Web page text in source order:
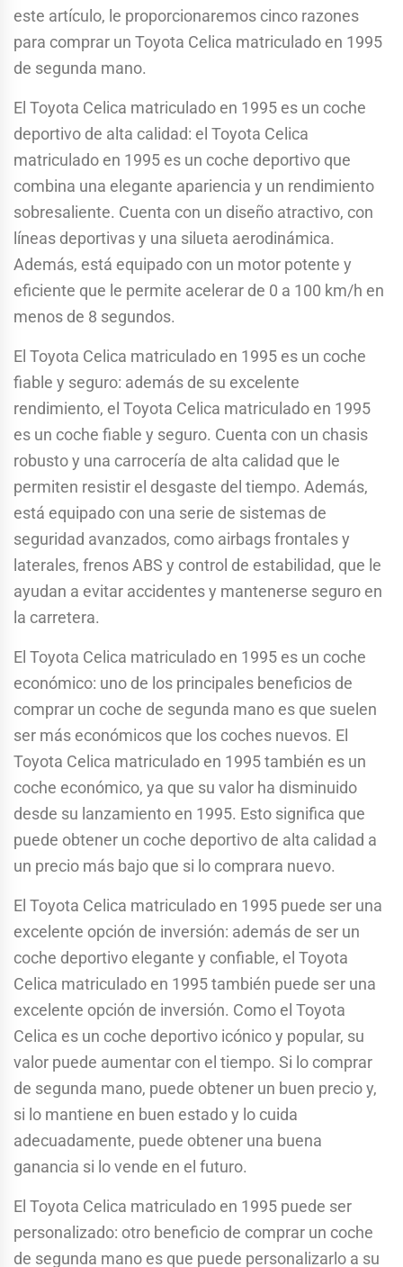
este artículo, le proporcionaremos cinco razones
para comprar un Toyota Celica matriculado en 1995
de segunda mano.
El Toyota Celica matriculado en 1995 es un coche
deportivo de alta calidad: el Toyota Celica
matriculado en 1995 es un coche deportivo que
combina una elegante apariencia y un rendimiento
sobresaliente. Cuenta con un diseño atractivo, con
líneas deportivas y una silueta aerodinámica.
Además, está equipado con un motor potente y
eficiente que le permite acelerar de 0 a 100 km/h en
menos de 8 segundos.
El Toyota Celica matriculado en 1995 es un coche
fiable y seguro: además de su excelente
rendimiento, el Toyota Celica matriculado en 1995
es un coche fiable y seguro. Cuenta con un chasis
robusto y una carrocería de alta calidad que le
permiten resistir el desgaste del tiempo. Además,
está equipado con una serie de sistemas de
seguridad avanzados, como airbags frontales y
laterales, frenos ABS y control de estabilidad, que le
ayudan a evitar accidentes y mantenerse seguro en
la carretera.
El Toyota Celica matriculado en 1995 es un coche
económico: uno de los principales beneficios de
comprar un coche de segunda mano es que suelen
ser más económicos que los coches nuevos. El
Toyota Celica matriculado en 1995 también es un
coche económico, ya que su valor ha disminuido
desde su lanzamiento en 1995. Esto significa que
puede obtener un coche deportivo de alta calidad a
un precio más bajo que si lo comprara nuevo.
El Toyota Celica matriculado en 1995 puede ser una
excelente opción de inversión: además de ser un
coche deportivo elegante y confiable, el Toyota
Celica matriculado en 1995 también puede ser una
excelente opción de inversión. Como el Toyota
Celica es un coche deportivo icónico y popular, su
valor puede aumentar con el tiempo. Si lo comprar
de segunda mano, puede obtener un buen precio y,
si lo mantiene en buen estado y lo cuida
adecuadamente, puede obtener una buena
ganancia si lo vende en el futuro.
El Toyota Celica matriculado en 1995 puede ser
personalizado: otro beneficio de comprar un coche
de segunda mano es que puede personalizarlo a su